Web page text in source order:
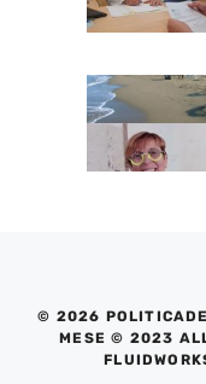
© 2026
MESE © 2023